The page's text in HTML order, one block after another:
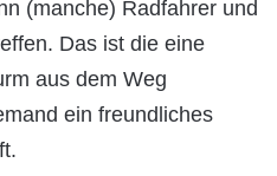
(manche) Radfahrer und
Das ist die eine
aus dem Weg
ein freundliches